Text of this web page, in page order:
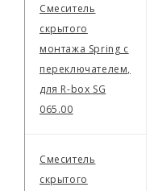
Смеситель
скрытого
монтажа Spring с
переключателем,
для R-box SG
065.00
Смеситель
скрытого